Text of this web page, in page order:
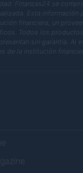
Finanzas24 se
Esta información
financiera, un
Todos los
sin garantía. Al
de la institución